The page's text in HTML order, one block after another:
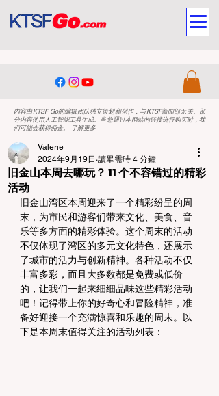
内容由KTSF Go的编辑团队独立策划和创作，与KTSF新闻部无关。部
分内容使用人工智能工具生成。当您通过本网站的链接进行购买时，我
们可能会获得佣金。
了解更多
旧金山本周去哪玩？ 11 个不容错过的精彩
活动
Valerie
2024年9月19日 讀畢需時 4 分鐘
旧金山湾区本周迎来了一个精彩纷呈的周
末，为市民和游客们带来文化、美食、音
乐等多方面的精彩体验。这个周末的活动
不仅体现了湾区的多元文化特色，还展示
了城市的活力与创新精神。各种活动不仅
丰富多彩，而且大多数都是免费或低价
的，让我们一起来细细品味这些精彩活动
吧！记得带上你的好奇心和冒险精神，准
备好迎接一个充满惊喜和乐趣的周末。以
下是本周末值得关注的活动列表：